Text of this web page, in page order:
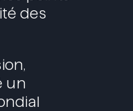
des
un